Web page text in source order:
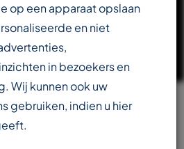
in meerdere talen
op een apparaat opslaan
en niet
in bezoekers en
Wij kunnen ook uw
gebruiken, indien u hier